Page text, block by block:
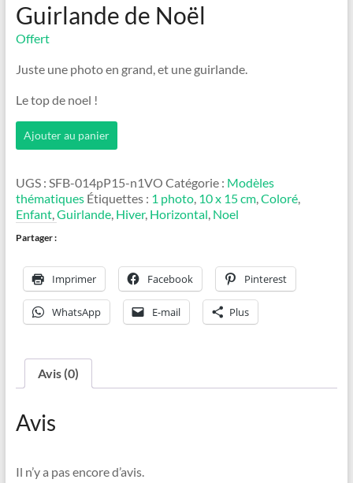
Guirlande de Noël
Offert
Juste une photo en grand, et une guirlande.
Le top de noel !
quantité
de
Noël
Ajouter au panier
UGS : SFB-014pP15-n1VO Catégorie : Modèles
thématiques Étiquettes : 1 photo, 10 x 15 cm,Coloré,
Enfant,Guirlande, Hiver, Horizontal, Noel
Partager :
Imprimer Facebook Pinterest
WhatsApp E-mail Plus
Avis (0)
Avis
Il n’y a pas encore d’avis.